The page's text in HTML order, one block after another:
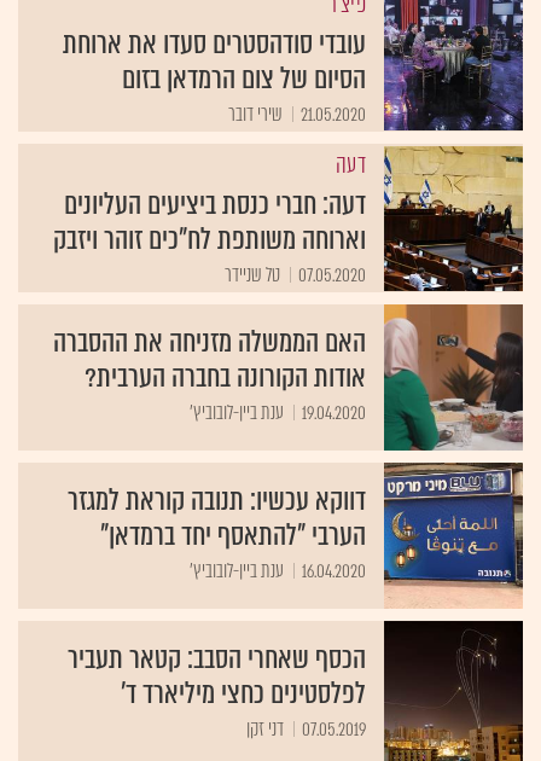
עובדי סודהסטרים סעדו את ארוחת
הסיום של צום הרמדאן בזום
21.05.2020 שירי דובר
דעה
דעה: חברי כנסת ביציעים העליונים
וארוחה משותפת לח"כים זוהר ויזבק
07.05.2020 טל שניידר
האם הממשלה מזניחה את ההסברה
אודות הקורונה בחברה הערבית?
19.04.2020 ענת ביין-לובוביץ'
דווקא עכשיו: תנובה קוראת למגזר
הערבי "להתאסף יחד ברמדאן"
16.04.2020 ענת ביין-לובוביץ'
הכסף שאחרי הסבב: קטאר תעביר
לפלסטינים כחצי מיליארד ד'
07.05.2019 דני זקן